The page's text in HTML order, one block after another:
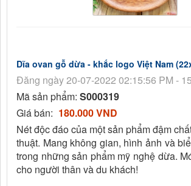
Dĩa ovan gỗ dừa - khắc logo Việt Nam
Đăng ngày 20-07-2022 02:15:56 PM -
Mã sản phẩm: S000319
Giá bán: 180.000 VND
Nét độc đáo của một sản phẩm đậm
thuật. Mang không gian, hình ảnh và
trong những sản phẩm mỹ nghệ dừa.
cho người thân và du khách!